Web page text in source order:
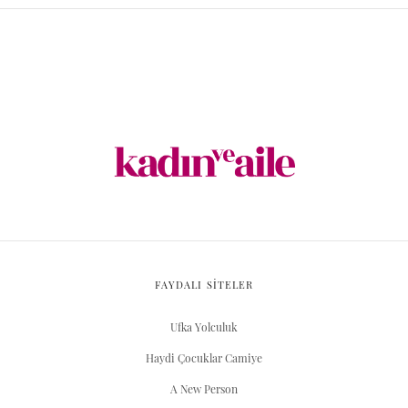
FAYDALI SİTELER
Ufka Yolculuk
Haydi Çocuklar Camiye
A New Person